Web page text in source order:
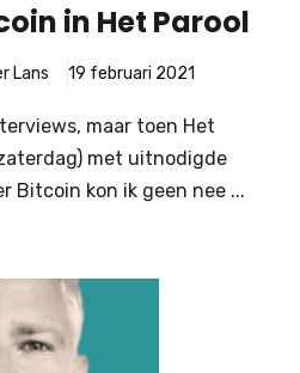
in Het Parool
Lans 19 februari 2021
maar toen Het
met uitnodigde
Bitcoin kon ik geen nee ...